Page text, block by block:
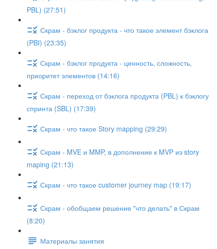
PBL) (27:51)
Скрам - бэклог продукта - что такое элемент бэклога
(PBI) (23:35)
Скрам - бэклог продукта - ценность, сложность,
приоритет элементов (14:16)
Скрам - переход от бэклога продукта (PBL) к бэклогу
спринта (SBL) (17:39)
Скрам - что такое Story mapping (29:29)
Скрам - MVE и MMP, в дополнение к MVP из story
maping (21:13)
Скрам - что такое customer journey map (19:17)
Скрам - обобщаем решение "что делать" в Скрам
(8:20)
Материалы занятия